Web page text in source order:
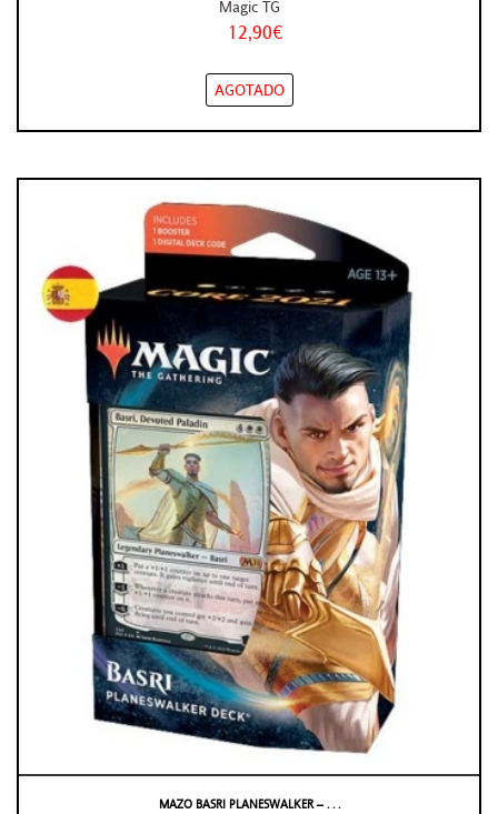
Magic TG
12,90€
AGOTADO
MAZO BASRI PLANESWALKER – . . .